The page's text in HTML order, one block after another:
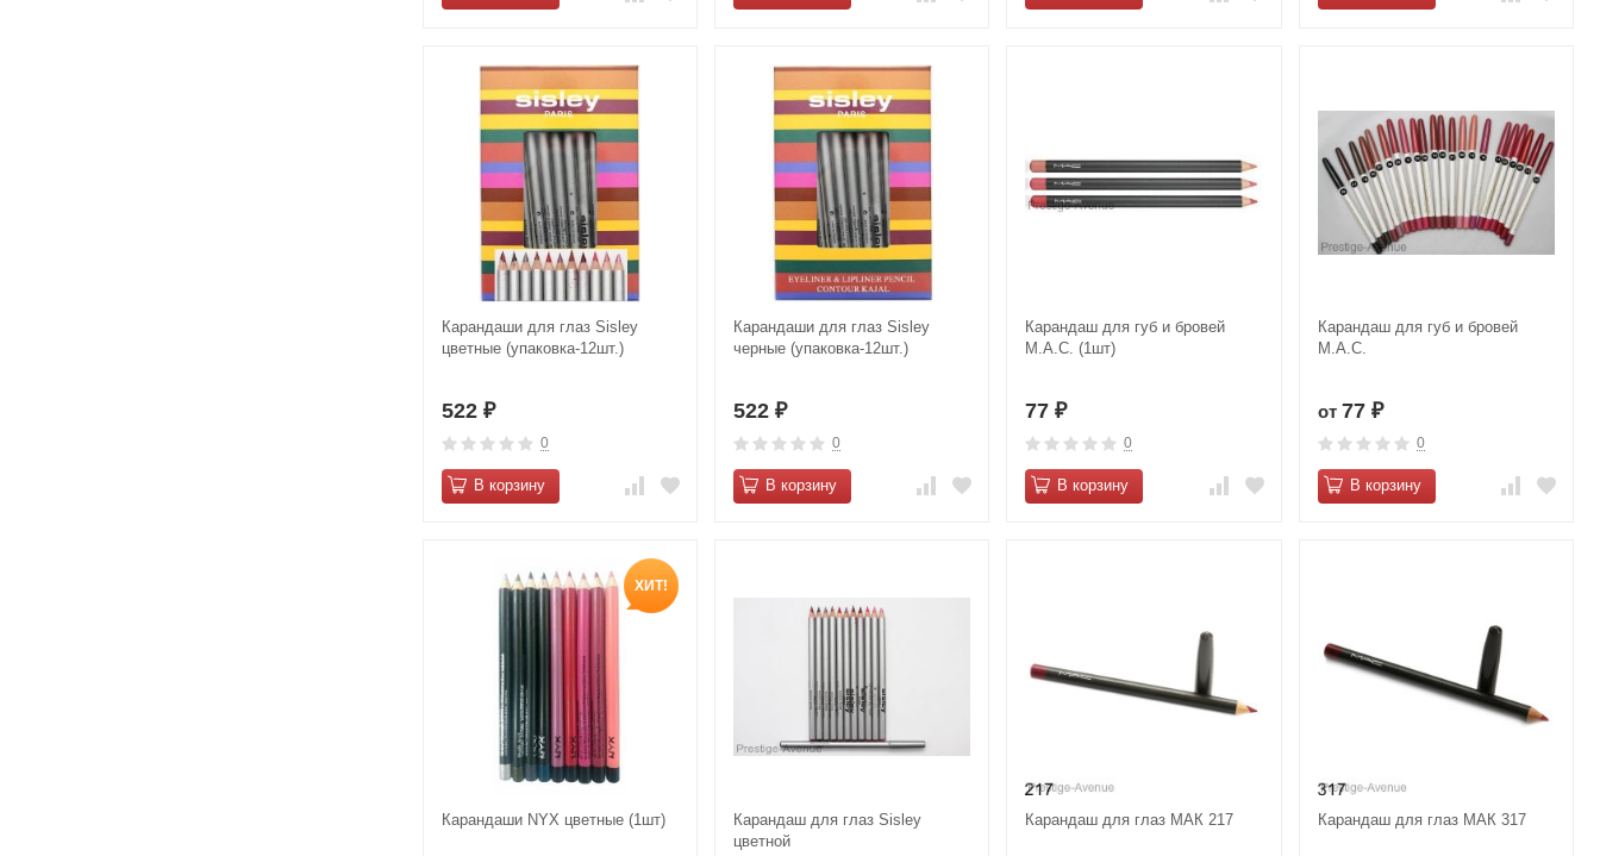
Карандаши для глаз Sisley
цветные (упаковка-12шт.)
522 ₽
0
В корзину
Карандаши для глаз Sisley
черные (упаковка-12шт.)
522 ₽
0
В корзину
Карандаш для губ и бровей
M.А.С. (1шт)
77₽
0
В корзину
Карандаш для губ и бровей
M.А.C.
от 77 ₽
0
В корзину
ХИТ!
Карандаши NYХ цветные (1шт)
Карандаш для глаз Sisley
цветной
Карандаш для глаз МАК 217 Карандаш для глаз МАК 317